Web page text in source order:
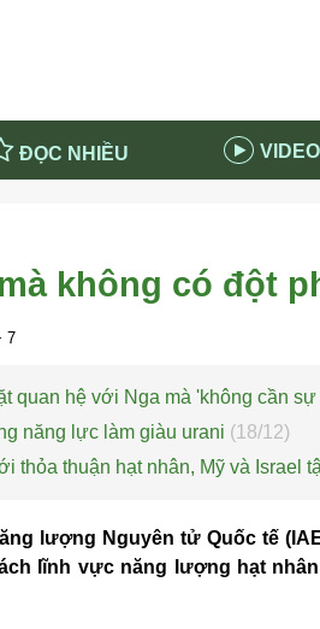
ĐỌC NHIỀU VIDEO
nước Nga
nước Nga
không có đột
7
quan hệ với Nga mà 'không cần
năng lực làm giàu urani (18/12)
thỏa thuận hạt nhân, Mỹ và Israel
lượng Nguyên tử Quốc tế
lĩnh vực năng lượng hạt